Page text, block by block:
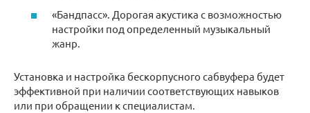
«Бандпасс». Дорогая акустика с возможностью
настройки под определенный музыкальный
жанр.
Установка и настройка бескорпусного сабвуфера будет
эффективной при наличии соответствующих навыков
или при обращении к специалистам.